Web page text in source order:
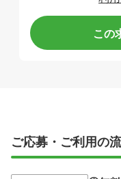
この
ご応募・ご利用の